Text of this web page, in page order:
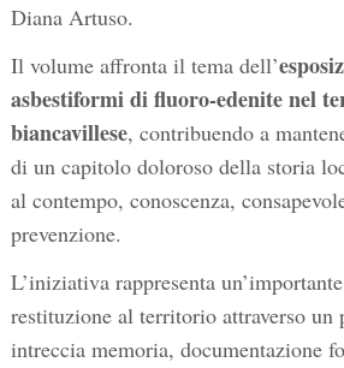
Diana Artuso.
Il volume affronta il tema dell’
asbestiformi di fluoro-edenite nel
biancavillese, contribuendo a
di un capitolo doloroso della storia
al contempo, conoscenza,
prevenzione.
L’iniziativa rappresenta
restituzione al territorio attraverso un
intreccia memoria, documentazione